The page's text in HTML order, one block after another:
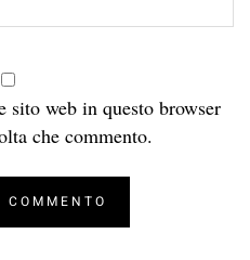
web in questo browser
che commento.